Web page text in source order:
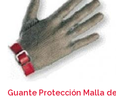
Guante Protección Malla